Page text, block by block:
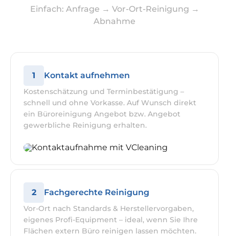
Einfach: Anfrage → Vor-Ort-Reinigung →
Abnahme
1 Kontakt aufnehmen
Kostenschätzung und Terminbestätigung –
schnell und ohne Vorkasse. Auf Wunsch direkt
ein Büroreinigung Angebot bzw. Angebot
gewerbliche Reinigung erhalten.
2 Fachgerechte Reinigung
Vor-Ort nach Standards & Herstellervorgaben,
eigenes Profi-Equipment – ideal, wenn Sie Ihre
Flächen extern Büro reinigen lassen möchten.